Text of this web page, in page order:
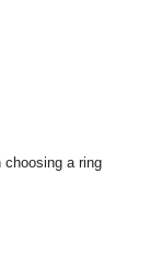
a ring